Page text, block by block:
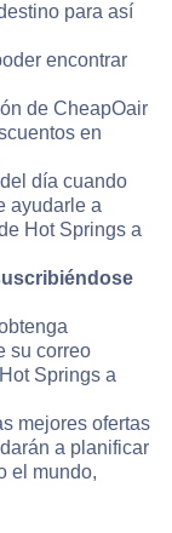
para así
encontrar
de CheapOair
en
día cuando
ayudarle a
Hot Springs a
su correo
Springs a
mejores ofertas
a planificar
el mundo,